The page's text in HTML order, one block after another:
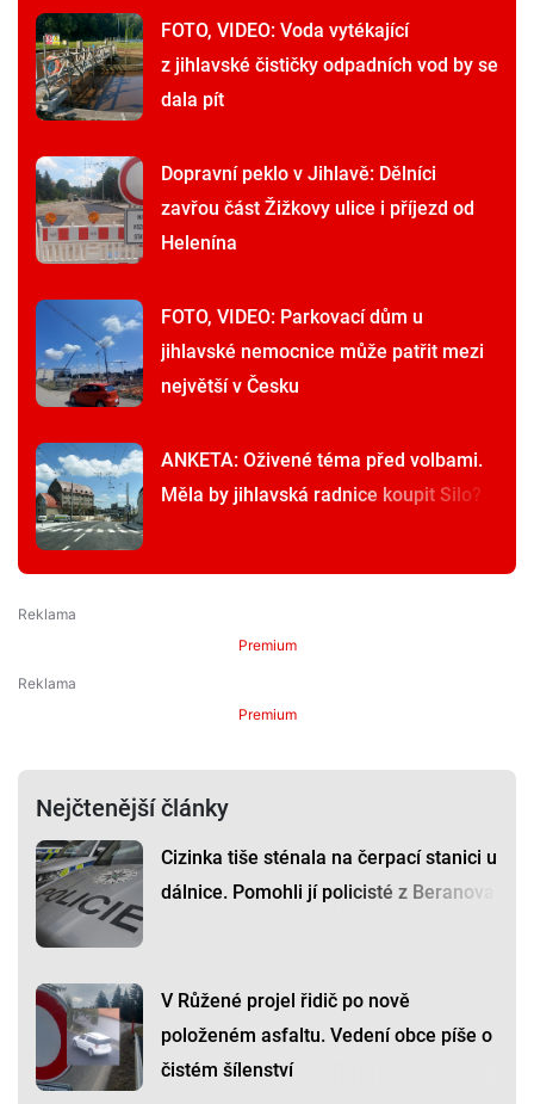
FOTO, VIDEO: Voda vytékající
z jihlavské čističky odpadních vod by se
dala pít
Dopravní peklo v Jihlavě: Dělníci
zavřou část Žižkovy ulice i příjezd od
Helenína
FOTO, VIDEO: Parkovací dům u
jihlavské nemocnice může patřit mezi
největší v Česku
ANKETA: Oživené téma před volbami.
Měla by jihlavská radnice koupit Silo?
Premium
Premium
Nejčtenější články
Cizinka tiše sténala na čerpací stanici u
dálnice. Pomohli jí policisté z Beranova
V Růžené projel řidič po nově
položeném asfaltu. Vedení obce píše o
čistém šílenství